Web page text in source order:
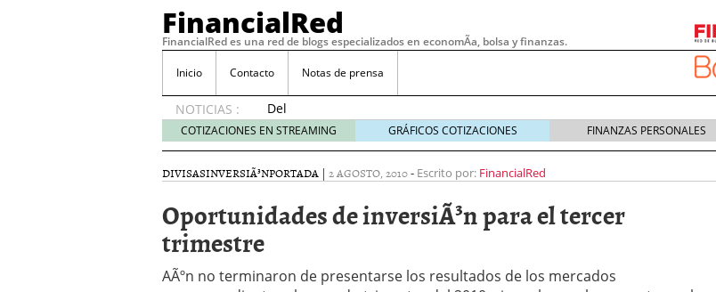
FinancialRed
FinancialRed es una red de blogs especializados en economÃ­a, bolsa y finanzas.
Inicio Contacto Notas de prensa
NOTICIAS :
Del
depósito
a la
cómo
cambiando
ahorro
COTIZACIONES EN STREAMING GRÁFICOS COTIZACIONES FINANZAS PERSONALES
DIVISASINVERSIÃ³NPORTADA | 2 AGOSTO, 2010- Escrito por: FinancialRed
Oportunidades de inversiÃ³n para el tercer
trimestre
AÃºn no terminaron de presentarse los resultados de los mercados